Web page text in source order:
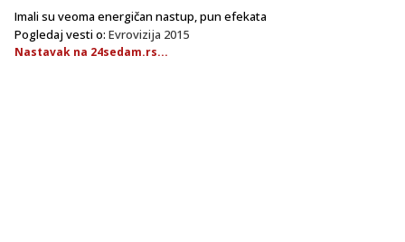
Imali su veoma energičan nastup, pun efekata
Pogledaj vesti o: Evrovizija 2015
Nastavak na 24sedam.rs...